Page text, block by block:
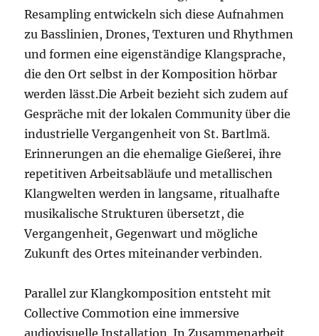
Resampling entwickeln sich diese Aufnahmen
zu Basslinien, Drones, Texturen und Rhythmen
und formen eine eigenständige Klangsprache,
die den Ort selbst in der Komposition hörbar
werden lässt.Die Arbeit bezieht sich zudem auf
Gespräche mit der lokalen Community über die
industrielle Vergangenheit von St. Bartlmä.
Erinnerungen an die ehemalige Gießerei, ihre
repetitiven Arbeitsabläufe und metallischen
Klangwelten werden in langsame, ritualhafte
musikalische Strukturen übersetzt, die
Vergangenheit, Gegenwart und mögliche
Zukunft des Ortes miteinander verbinden.
Parallel zur Klangkomposition entsteht mit
Collective Commotion eine immersive